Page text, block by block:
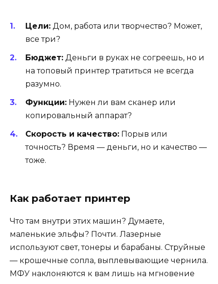
Цели: Дом, работа или творчество? Может,
все три?
Бюджет: Деньги в руках не согреешь, но и
на топовый принтер тратиться не всегда
разумно.
Функции: Нужен ли вам сканер или
копировальный аппарат?
Скорость и качество: Порыв или
точность? Время — деньги, но и качество —
тоже.
Как работает принтер
Что там внутри этих машин? Думаете,
маленькие эльфы? Почти. Лазерные
используют свет, тонеры и барабаны. Струйные
— крошечные сопла, выплевывающие чернила.
МФУ наклоняются к вам лишь на мгновение